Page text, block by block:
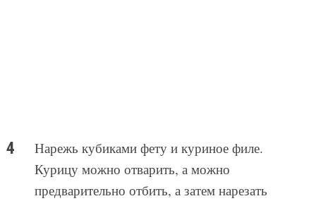
Нарежь кубиками фету и куриное филе.
Курицу можно отварить, а можно
предварительно отбить, а затем нарезать